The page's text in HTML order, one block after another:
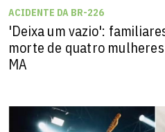
ACIDENTE DA BR-226
'Deixa um vazio':
morte de quatro
MA